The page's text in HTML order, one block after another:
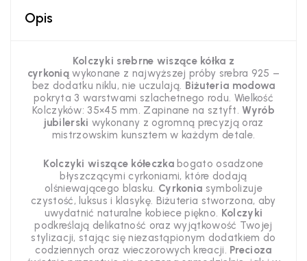
Opis
Kolczyki srebrne wiszące kółka z
cyrkonią wykonane z najwyższej próby srebra 925 –
bez dodatku niklu, nie uczulają. Biżuteria modowa
pokryta 3 warstwami szlachetnego rodu. Wielkość
Kolczyków: 35×45 mm. Zapinane na sztyft. Wyrób
jubilerski wykonany z ogromną precyzją oraz
mistrzowskim kunsztem w każdym detale.
Kolczyki wiszące kółeczka bogato osadzone
błyszczącymi cyrkoniami, które dodają
olśniewającego blasku. Cyrkonia symbolizuje
czystość, luksus i klasykę. Biżuteria stworzona, aby
uwydatnić naturalne kobiece piękno. Kolczyki
podkreślają delikatność oraz wyjątkowość Twojej
stylizacji, stającsię niezastąpionym dodatkiem do
codziennych oraz wieczorowych kreacji. Precioza